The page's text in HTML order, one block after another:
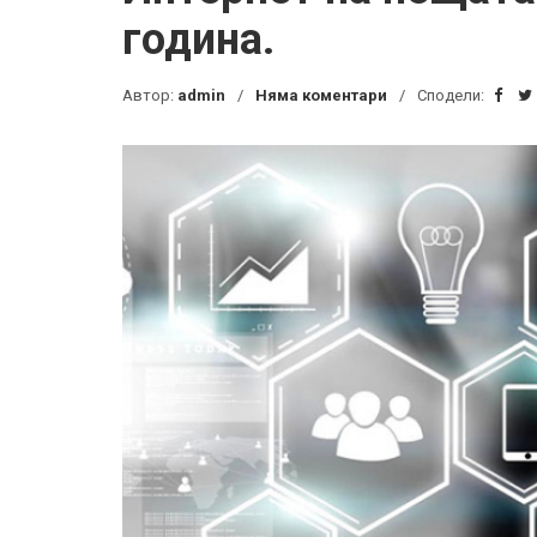
година.
Автор: admin Няма коментари Сподели: